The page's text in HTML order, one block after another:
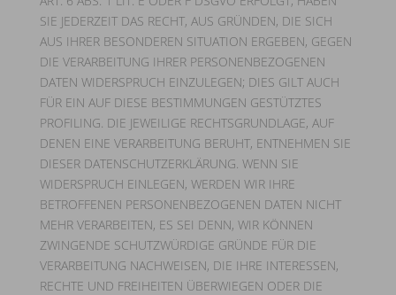
SIE JEDERZEIT DAS RECHT, AUS GRÜNDEN, DIE SICH
AUS IHRER BESONDEREN SITUATION ERGEBEN, GEGEN
DIE VERARBEITUNG IHRER PERSONENBEZOGENEN
DATEN WIDERSPRUCH EINZULEGEN; DIES GILT AUCH
FÜR EIN AUF DIESE BESTIMMUNGEN GESTÜTZTES
PROFILING. DIE JEWEILIGE RECHTSGRUNDLAGE, AUF
DENEN EINE VERARBEITUNG BERUHT, ENTNEHMEN SIE
DIESER DATENSCHUTZERKLÄRUNG. WENN SIE
WIDERSPRUCH EINLEGEN, WERDEN WIR IHRE
BETROFFENEN PERSONENBEZOGENEN DATEN NICHT
MEHR VERARBEITEN, ES SEI DENN, WIR KÖNNEN
ZWINGENDE SCHUTZWÜRDIGE GRÜNDE FÜR DIE
VERARBEITUNG NACHWEISEN, DIE IHRE INTERESSEN,
RECHTE UND FREIHEITEN ÜBERWIEGEN ODER DIE